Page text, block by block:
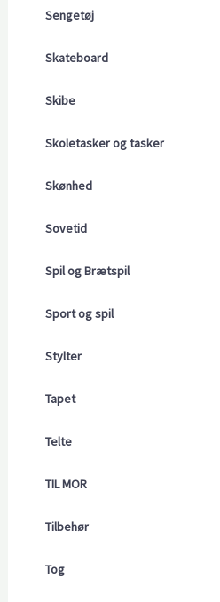
Sengetøj
Skateboard
Skibe
Skoletasker og tasker
Skønhed
Sovetid
Spil og Brætspil
Sport og spil
Stylter
Tapet
Telte
TIL MOR
Tilbehør
Tog